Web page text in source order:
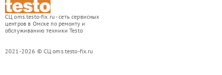
СЦ oms.testo-fix.ru - сеть сервисных
центров в Омске по ремонту и
обслуживанию техники Testo
2021-2026 © СЦ oms.testo-fix.ru